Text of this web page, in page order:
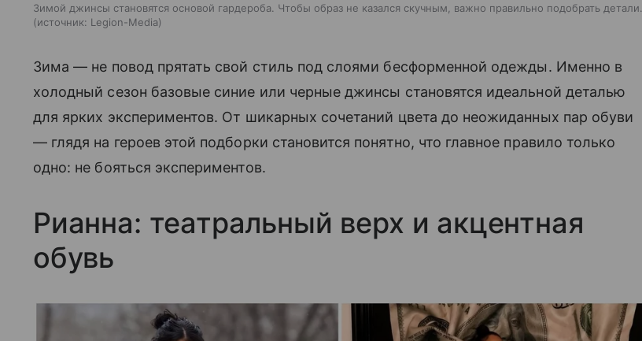
Зимой джинсы становятся основой гардероба. Чтобы образ не казался скучным, важно правильно подобрать детали.
источник: Legion-Media
Зима — не повод прятать свой стиль под слоями бесформенной одежды. Именно в
холодный сезон базовые синие или черные джинсы становятся идеальной деталью
для ярких экспериментов. От шикарных сочетаний цвета до неожиданных пар обуви
— глядя на героев этой подборки становится понятно, что главное правило только
одно: не бояться экспериментов.
Рианна: театральный верх и акцентная
обувь